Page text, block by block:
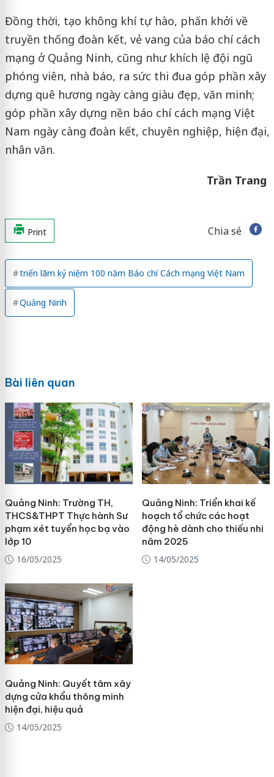
Đồng thời, tạo không khí tự hào, phấn khởi về
truyền thống đoàn kết, vẻ vang của báo chí cách
mạng ở Quảng Ninh, cũng như khích lệ đội ngũ
phóng viên, nhà báo, ra sức thi đua góp phần xây
dựng quê hương ngày càng giàu đẹp, văn minh;
góp phần xây dựng nền báo chí cách mạng Việt
Nam ngày càng đoàn kết, chuyên nghiệp, hiện đại,
nhân văn.
Trần Trang
Print Chia sẻ
triển lãm kỷ niệm 100 năm Báo chí Cách mạng Việt Nam
Quảng Ninh
Bài liên quan
Quảng Ninh: Trường TH,
THCS&THPT Thực hành Sư
phạm xét tuyển học bạ vào
lớp 10
16/05/2025
Quảng Ninh: Triển khai kế
hoạch tổ chức các hoạt
động hè dành cho thiếu nhi
năm 2025
14/05/2025
Quảng Ninh: Quyết tâm xây
dựng cửa khẩu thông minh
hiện đại, hiệu quả
14/05/2025